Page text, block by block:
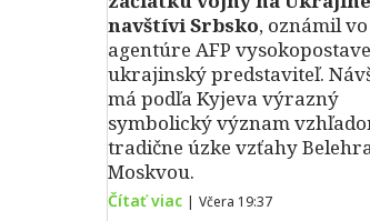
navštívi Srbsko, oznámil
agentúre AFP
ukrajinský predstaviteľ.
má podľa Kyjeva výrazný
symbolický význam
tradične úzke vzťahy
Moskvou.
Čítať viac | Včera 19:37